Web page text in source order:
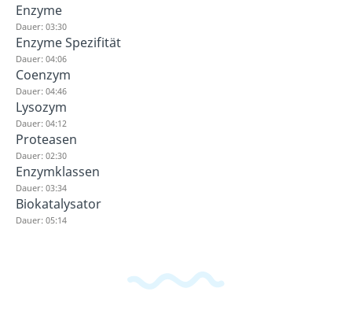
Enzyme
Dauer: 03:30
Enzyme Spezifität
Dauer: 04:06
Coenzym
Dauer: 04:46
Lysozym
Dauer: 04:12
Proteasen
Dauer: 02:30
Enzymklassen
Dauer: 03:34
Biokatalysator
Dauer: 05:14